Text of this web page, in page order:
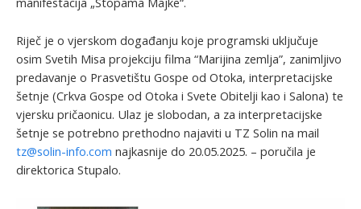
Riječ je o vjerskom događanju koje programski uključuje
osim Svetih Misa projekciju filma “Marijina zemlja”, zanimljivo
predavanje o Prasvetištu Gospe od Otoka, interpretacijske
šetnje (Crkva Gospe od Otoka i Svete Obitelji kao i Salona) te
vjersku pričaonicu. Ulaz je slobodan, a za interpretacijske
šetnje se potrebno prethodno najaviti u TZ Solin na mail
tz@solin-info.com najkasnije do 20.05.2025. – poručila je
direktorica Stupalo.